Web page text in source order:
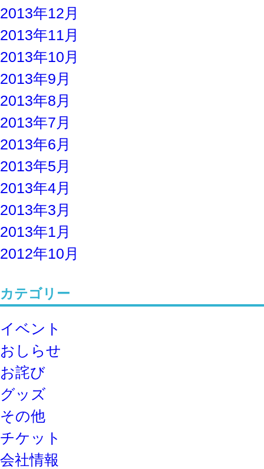
2013年12月
2013年11月
2013年10月
2013年9月
2013年8月
2013年7月
2013年6月
2013年5月
2013年4月
2013年3月
2013年1月
2012年10月
カテゴリー
イベント
おしらせ
お詫び
グッズ
その他
チケット
会社情報